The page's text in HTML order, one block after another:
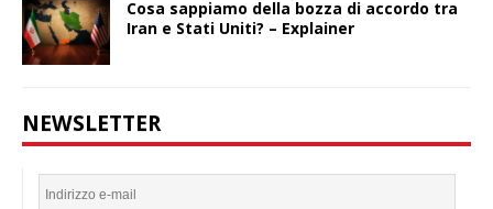
Cosa sappiamo della bozza di accordo tra
Iran e Stati Uniti? – Explainer
NEWSLETTER